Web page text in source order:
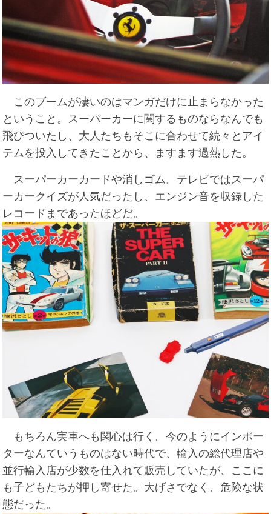
このブームが凄いのはマンガだけに止まらなかった
ということ。スーパーカーに関するものならなんでも
飛びついたし、大人たちもそこに合わせて続々とアイ
テムを投入してきたことから、ますます過熱した。
スーパーカーカードや消しゴム。テレビではスーパ
ーカークイズが人気だったし、エンジン音を収録した
レコードまであったほどだ。
もちろん実車へも関心は行く。今のようにインポー
ターなんていうものはない時代で、輸入の総代理店や
並行輸入店が少数を仕入れて販売していたが、ここに
も子どもたちが押し寄せた。大げさでなく、危険な状
態だった。